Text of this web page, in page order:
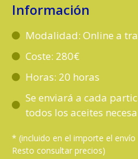
Información
Modalidad: Online a
Coste: 280€
Horas: 20 horas
Se enviará a cada
todos los aceites
* (incluido en el importe el
Resto consultar precios)